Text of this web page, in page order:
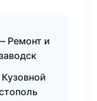
Ремонт и